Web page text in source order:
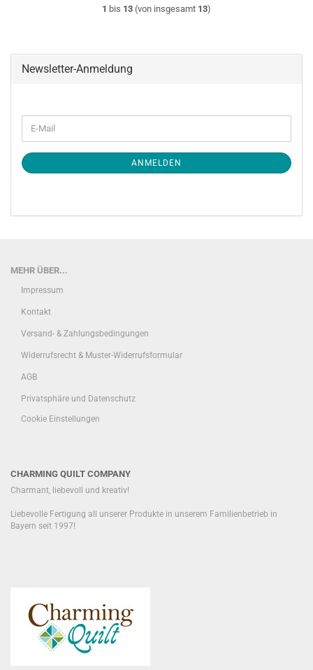
1 bis 13 (von insgesamt 13)
Newsletter-Anmeldung
ZUR
NEWSLETTER-
ANMELDUNG
E-
Mail
ANMELDEN
MEHR ÜBER...
Impressum
Kontakt
Versand- & Zahlungsbedingungen
Widerrufsrecht & Muster-Widerrufsformular
AGB
Privatsphäre und Datenschutz
Cookie Einstellungen
CHARMING QUILT COMPANY
Charmant, liebevoll und kreativ!
Liebevolle Fertigung all unserer Produkte in unserem Familienbetrieb in
Bayern seit 1997!